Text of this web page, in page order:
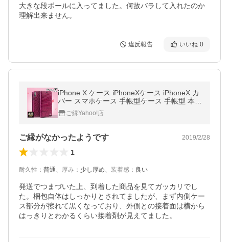
大きな段ボールに入ってました。何故バラして入れたのか
理解出来ません。
違反報告 いいね 0
iPhone X ケース iPhoneXケース iPhoneX カ
バー スマホケース 手帳型ケース 手帳型 本革
クロコ型押し レザー 高級感 ピンク おとな
かわいい かっこいい
ご縁Yahoo!店
ご縁がなかったようです 2019/2/28
1
耐久性 ： 普通、 厚み ： 少し厚め、 装着感 ： 良い
発送でつまづいた上、到着した商品を見てガッカリでし
た。梱包自体はしっかりとされてましたが、まず内側ケー
ス部分が擦れて黒くなっており、外側との接着面は横から
はっきりとわかるくらい接着剤が見えてました。